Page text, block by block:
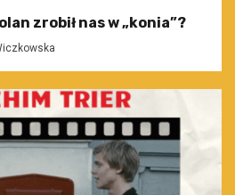
zrobił nas w „konia”?